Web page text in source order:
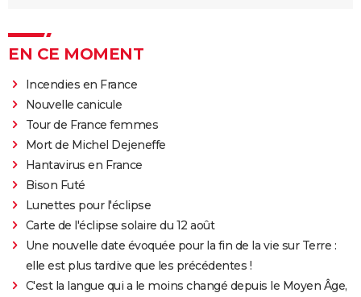
EN CE MOMENT
Incendies en France
Nouvelle canicule
Tour de France femmes
Mort de Michel Dejeneffe
Hantavirus en France
Bison Futé
Lunettes pour l'éclipse
Carte de l'éclipse solaire du 12 août
Une nouvelle date évoquée pour la fin de la vie sur Terre :
elle est plus tardive que les précédentes !
C'est la langue qui a le moins changé depuis le Moyen Âge,